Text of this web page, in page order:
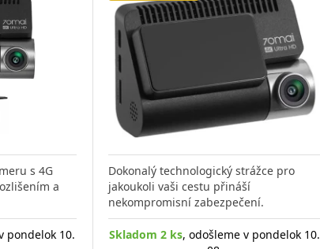
s 4G
a
pondelok 10.
Dokonalý technologický strážce pro
jakoukoli vaši cestu přináší
nekompromisní zabezpečení.
Skladom 2 ks, odošleme v pondelok 10.